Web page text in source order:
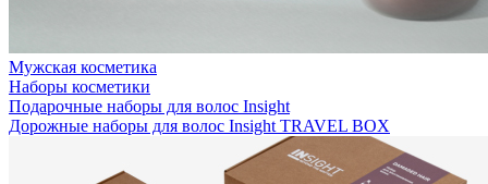
Мужская косметика
Наборы косметики
Подарочные наборы для волос Insight
Дорожные наборы для волос Insight TRAVEL BOX